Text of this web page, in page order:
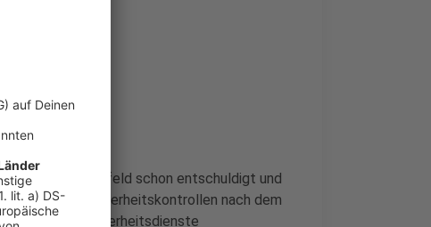
hat sich im Vorfeld schon entschuldigt und
Für die Sicherheitskontrollen nach dem
Sicherheitsdienste